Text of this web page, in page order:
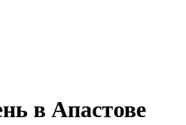
в Апастове